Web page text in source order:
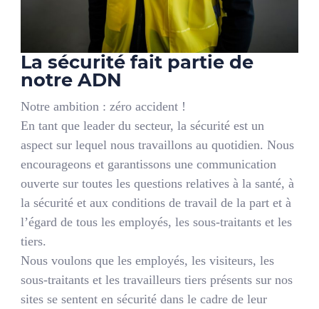
La sécurité fait partie de
notre ADN
Notre ambition : zéro accident !
En tant que leader du secteur, la sécurité est un
aspect sur lequel nous travaillons au quotidien. Nous
encourageons et garantissons une communication
ouverte sur toutes les questions relatives à la santé, à
la sécurité et aux conditions de travail de la part et à
l’égard de tous les employés, les sous-traitants et les
tiers.
Nous voulons que les employés, les visiteurs, les
sous-traitants et les travailleurs tiers présents sur nos
sites se sentent en sécurité dans le cadre de leur